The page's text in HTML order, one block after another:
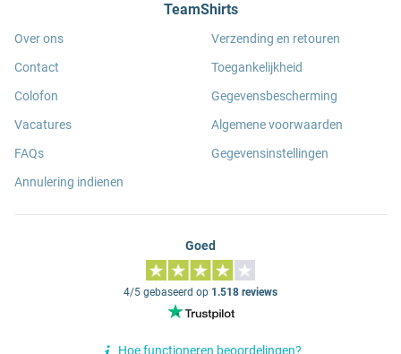
TeamShirts
Over ons
Contact
Colofon
Vacatures
FAQs
Annulering indienen
Verzending en retouren
Toegankelijkheid
Gegevensbescherming
Algemene voorwaarden
Gegevensinstellingen
Goed
4/5 gebaseerd op 1.518 reviews
Hoe functioneren beoordelingen?